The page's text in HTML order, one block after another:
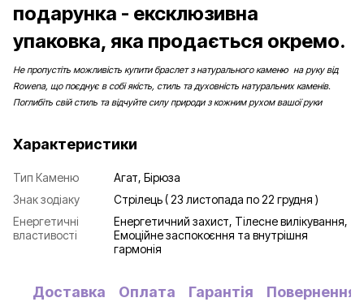
подарунка - ексклюзивна
упаковка, яка продається окремо.
Не пропустіть можливість купити браслет з натурального каменю на руку від
Rowena, що поєднує в собі якість, стиль та духовність натуральних каменів.
Поглибіть свій стиль та відчуйте силу природи з кожним рухом вашої руки
Характеристики
Тип Каменю
Агат, Бірюза
Знак зодіаку
Стрілець ( 23 листопада по 22 грудня )
Енергетичні
властивості
Енергетичний захист, Тілесне вилікування,
Емоційне заспокоєння та внутрішня
гармонія
Доставка Оплата Гарантія Повернення